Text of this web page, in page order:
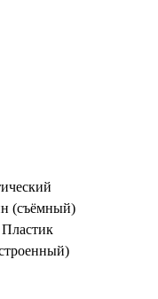
(съёмный)